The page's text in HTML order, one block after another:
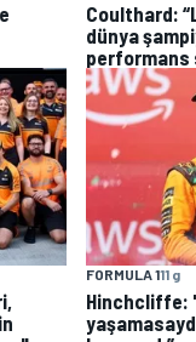
Coulthard:
dünya
performans
FORMULA 111 g
Hinchcliffe: